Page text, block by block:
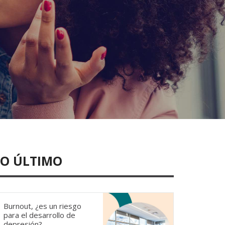
ÚLTIMO
Burnout, ¿es un riesgo
para el desarrollo de